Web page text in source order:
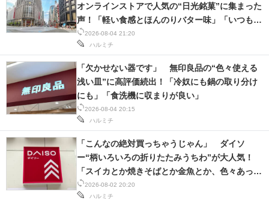
2026-08-04 21:20
ハルミチ
オンラインストアで人気の“日光銘菓”に集まった
声！「軽い食感とほんのりバター味」「いつも1
枚じゃ終われない」
2026-08-04 20:15
ハルミチ
「欠かせない器です」 無印良品の“色々使える
浅い皿”に高評価続出！「冷奴にも鍋の取り分け
にも」「食洗機に収まりが良い」
2026-08-02 20:20
ハルミチ
「こんなの絶対買っちゃうじゃん」 ダイソ
ー“柄いろいろの折りたたみうちわ”が大人気！
「スイカとか焼きそばとか金魚とか、色々あっ
た」「どれも可愛いなー」